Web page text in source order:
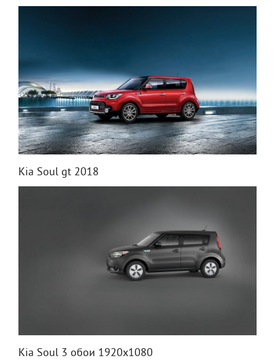
Kia Soul gt 2018
Kia Soul 3 обои 1920x1080